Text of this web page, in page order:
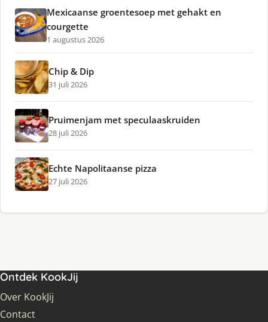
Mexicaanse groentesoep met gehakt en
courgette
1 augustus 2026
Chip & Dip
31 juli 2026
Pruimenjam met speculaaskruiden
28 juli 2026
Echte Napolitaanse pizza
27 juli 2026
Ontdek KookJij
Over KookJij
Contact